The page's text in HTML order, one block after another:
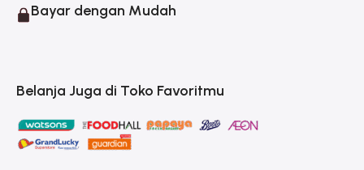
Bayar dengan Mudah
Belanja Juga di Toko Favoritmu